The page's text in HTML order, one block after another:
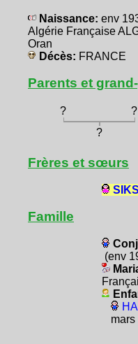
Naissance: env
Algérie Française
Oran
Décès: FRANCE
Parents et
? ?
?
Frères et sœurs
Famille
(env
mars